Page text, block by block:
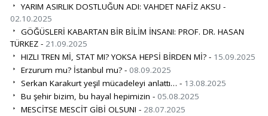
YARIM ASIRLIK DOSTLUĞUN ADI: VAHDET NAFİZ AKSU -
02.10.2025
GÖĞÜSLERİ KABARTAN BİR BİLİM İNSANI: PROF. DR. HASAN
TÜRKEZ - 21.09.2025
HIZLI TREN Mİ, STAT MI? YOKSA HEPSİ BİRDEN Mİ? - 15.09.2025
Erzurum mu? İstanbul mu? - 08.09.2025
Serkan Karakurt yeşil mücadeleyi anlattı… - 13.08.2025
Bu şehir bizim, bu hayal hepimizin - 05.08.2025
MESCİTSE MESCİT GİBİ OLSUN! - 28.07.2025